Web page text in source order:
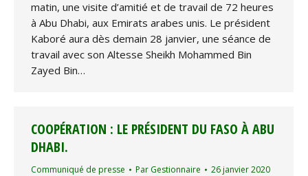
matin, une visite d’amitié et de travail de 72 heures
à Abu Dhabi, aux Emirats arabes unis. Le président
Kaboré aura dès demain 28 janvier, une séance de
travail avec son Altesse Sheikh Mohammed Bin
Zayed Bin…
COOPÉRATION : LE PRÉSIDENT DU FASO À ABU
DHABI.
Communiqué de presse Par Gestionnaire 26 janvier 2020